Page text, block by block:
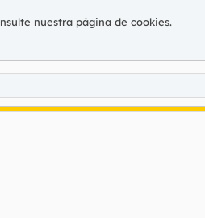
nuestra página de cookies.